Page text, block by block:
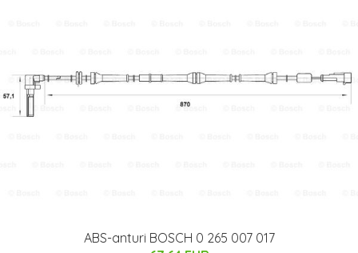
ABS-anturi BOSCH 0 265 007 017